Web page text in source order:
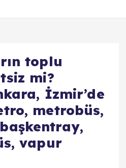
toplu
mi?
İzmir’de
metrobüs,
vapur